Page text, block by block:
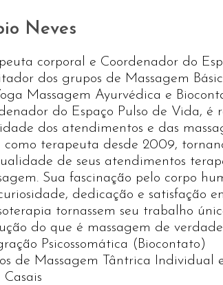
Neves
corporal e Coordenador do
dos grupos de Massagem
Massagem Ayurvédica e
do Espaço Pulso de Vida, é
dos atendimentos e das
como terapeuta desde 2009,
de seus atendimentos
Sua fascinação pelo corpo
dedicação e satisfação
tornassem seu trabalho
do que é massagem de
Psicossomática (Biocontato)
de Massagem Tântrica Individual
Casais